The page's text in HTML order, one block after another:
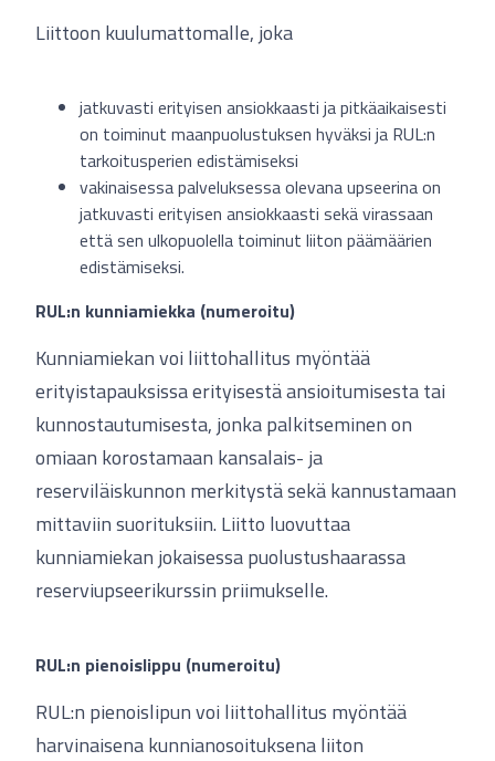
Liittoon kuulumattomalle, joka
jatkuvasti erityisen ansiokkaasti ja pitkäaikaisesti
on toiminut maanpuolustuksen hyväksi ja RUL:n
tarkoitusperien edistämiseksi
vakinaisessa palveluksessa olevana upseerina on
jatkuvasti erityisen ansiokkaasti sekä virassaan
että sen ulkopuolella toiminut liiton päämäärien
edistämiseksi.
RUL:n kunniamiekka (numeroitu)
Kunniamiekan voi liittohallitus myöntää
erityistapauksissa erityisestä ansioitumisesta tai
kunnostautumisesta, jonka palkitseminen on
omiaan korostamaan kansalais- ja
reserviläiskunnon merkitystä sekä kannustamaan
mittaviin suorituksiin. Liitto luovuttaa
kunniamiekan jokaisessa puolustushaarassa
reserviupseerikurssin priimukselle.
RUL:n pienoislippu (numeroitu)
RUL:n pienoislipun voi liittohallitus myöntää
harvinaisena kunnianosoituksena liiton